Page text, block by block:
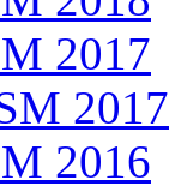
2017
2017
2016